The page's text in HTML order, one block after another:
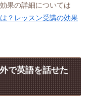
果の詳細については
？レッスン受講の効果
で英語を話せた